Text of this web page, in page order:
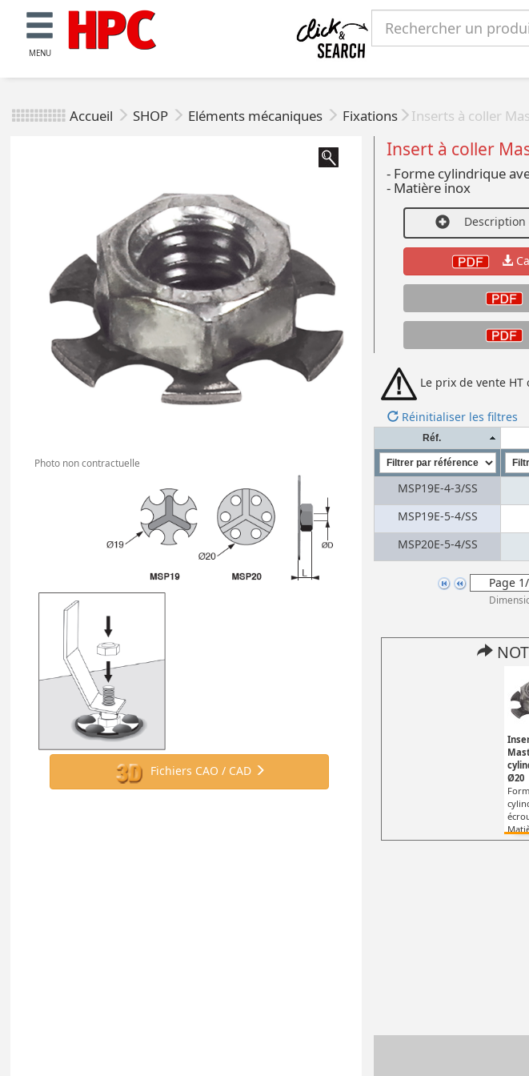
MENU
Accueil SHOP Eléments mécaniques Fixations Inserts à coller
Photo non contractuelle
Fichiers CAO / CAD
Insert à coller
- Forme cylindrique
- Matière inox
Le prix de vente
Réinitialiser les filtres
Réf.
MSP19E-4-3/SS
MSP19E-5-4/SS
MSP20E-5-4/SS
Ø20